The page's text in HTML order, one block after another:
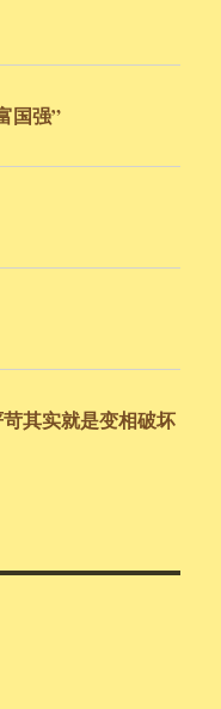
国强”
其实就是变相破坏